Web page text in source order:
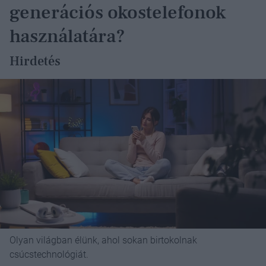
generációs okostelefonok
használatára?
Hirdetés
Olyan világban élünk, ahol sokan birtokolnak
csúcstechnológiát.